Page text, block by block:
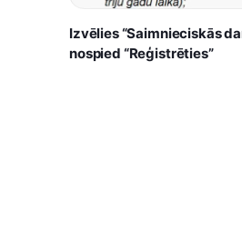
Izvēlies “Saimnieciskās
nospied “Reģistrēties”